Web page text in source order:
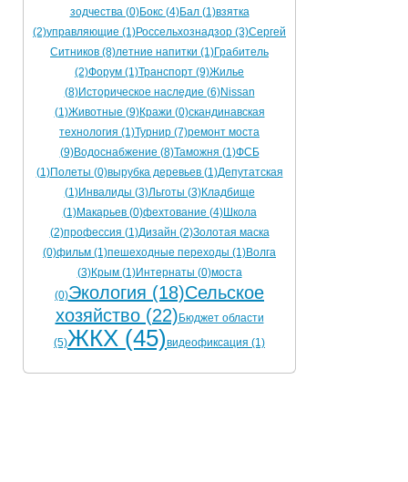
зодчества (0)Бокс (4)Бал (1)взятка
(2)управляющие (1)Россельхознадзор (3)Сергей
Ситников (8)летние напитки (1)Грабитель
(2)Форум (1)Транспорт (9)Жилье
(8)Историческое наследие (6)Nissan
(1)Животные (9)Кражи (0)скандинавская
технология (1)Турнир (7)ремонт моста
(9)Водоснабжение (8)Таможня (1)ФСБ
(1)Полеты (0)вырубка деревьев (1)Депутатская
(1)Инвалиды (3)Льготы (3)Кладбище
(1)Макарьев (0)фехтование (4)Школа
(2)профессия (1)Дизайн (2)Золотая маска
(0)фильм (1)пешеходные переходы (1)Волга
(3)Крым (1)Интернаты (0)моста
(0)Экология (18)Сельское
хозяйство (22) Бюджет области
(5)ЖКХ (45)видеофиксация (1)